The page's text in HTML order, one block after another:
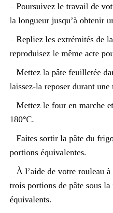
– Poursuivez le travail de
la longueur jusqu’à obtenir
– Repliez les extrémités de
reproduisez le même acte
– Mettez la pâte feuilletée
laissez-la reposer durant
– Mettez le four en marche
180°C.
– Faites sortir la pâte du
portions équivalentes.
– À l’aide de votre rouleau
trois portions de pâte sous
équivalents.